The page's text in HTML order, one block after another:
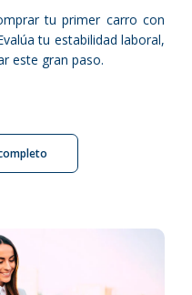
tu primer carro con
tu estabilidad laboral,
este gran paso.